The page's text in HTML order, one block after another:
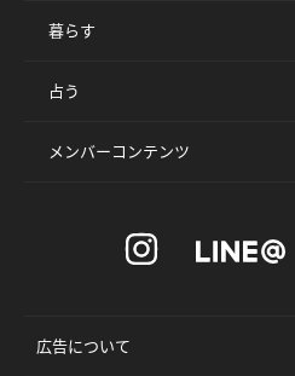
暮らす
占う
メンバーコンテンツ
広告について